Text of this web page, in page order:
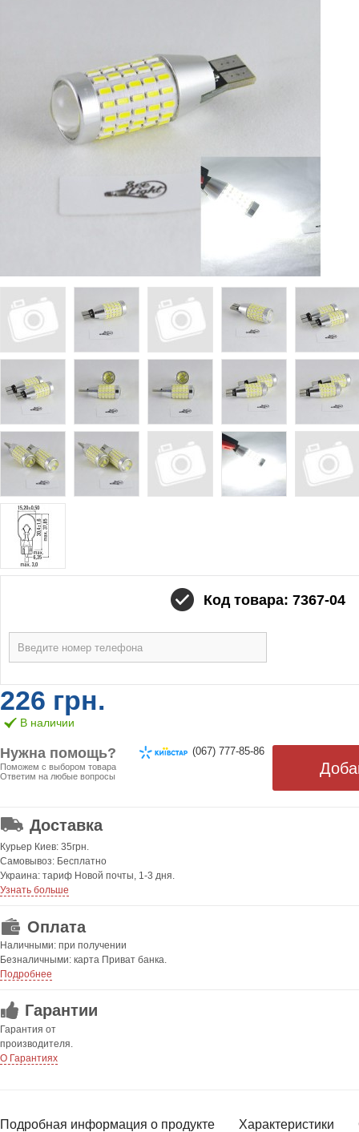
Код товара: 7367-04
226 грн.
В наличии
Нужна помощь?
Поможем с выбором товара
Ответим на любые вопросы
(067) 777-85-86
Доставка
Курьер Киев: 35грн.
Самовывоз: Бесплатно
Украина: тариф Новой почты, 1-3 дня.
Узнать больше
Оплата
Наличными: при получении
Безналичными: карта Приват банка.
Подробнее
Гарантии
Гарантия от
производителя.
О Гарантиях
Подробная информация о продукте Характеристики